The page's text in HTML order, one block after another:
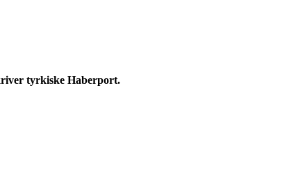
tyrkiske Haberport.